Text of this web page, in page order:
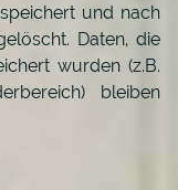
und nach
Daten, die
wurden (z.B.
bleiben